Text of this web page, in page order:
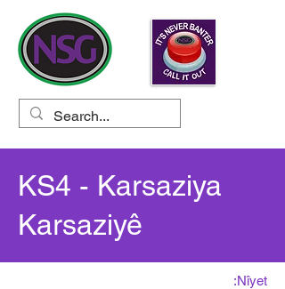
KS4 - Karsaziya
Karsaziyê
Nîyet: